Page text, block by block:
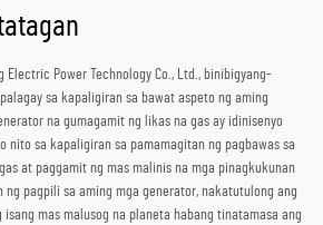
Electric Power Technology Co., Ltd., binibigyang-
sa kapaligiran sa bawat aspeto ng aming
na gumagamit ng likas na gas ay idinisenyo
nito sa kapaligiran sa pamamagitan ng pagbawas sa
at paggamit ng mas malinis na mga pinagkukunan
ng pagpili sa aming mga generator, nakatutulong ang
isang mas malusog na planeta habang tinatamasa ang